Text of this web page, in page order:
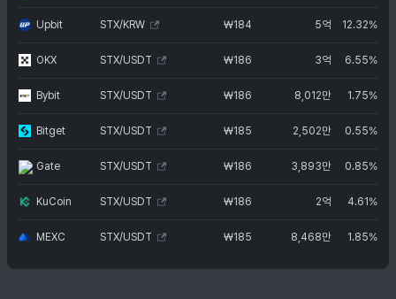
Upbit STX/KRW ₩184 5억 12.32%
OKX STX/USDT ₩186 3억 6.55%
Bybit STX/USDT ₩186 8,012만 1.75%
Bitget STX/USDT ₩185 2,502만 0.55%
Gate STX/USDT ₩186 3,893만 0.85%
KuCoin STX/USDT ₩186 2억 4.61%
MEXC STX/USDT ₩185 8,468만 1.85%